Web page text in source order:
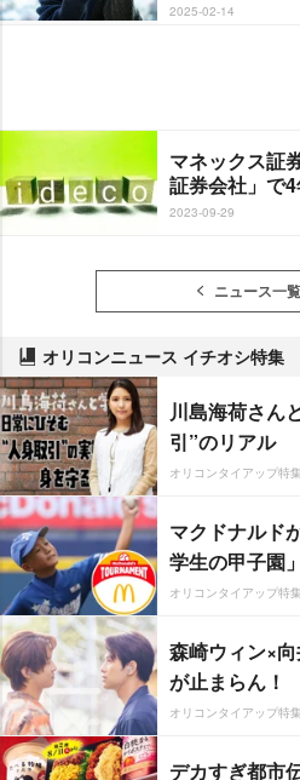
2025-02-14
マネックス証
証券会社」で
2023-09-29
ニュース一
オリコンニュース イチオシ特集
川島海荷さん
引”のリアル
オリコンタイアップ特集
マクドナルド
学生の甲子園」
オリコンタイアップ特集
森崎ウィン×
が止まらん！
オリコンタイアップ特集
デカすぎ都市